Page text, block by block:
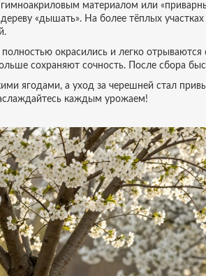
материалом или
«дышать». На более тёплых
окрасились и легко
сохраняют сочность. После сбора
ягодами, а уход за черешней стал
каждым урожаем!